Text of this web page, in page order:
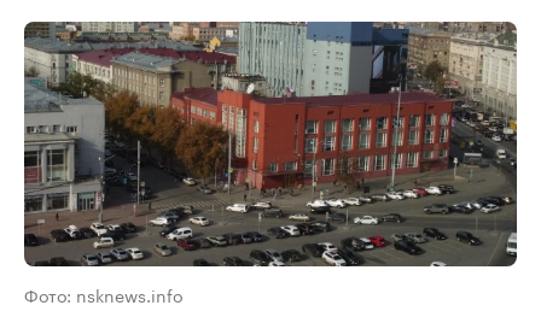
Фото: nsknews.info